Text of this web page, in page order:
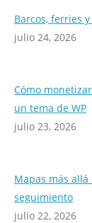
Barcos, ferries
julio 24, 2026
Cómo
un tema de WP
julio 23, 2026
Mapas más
seguimiento
julio 22, 2026